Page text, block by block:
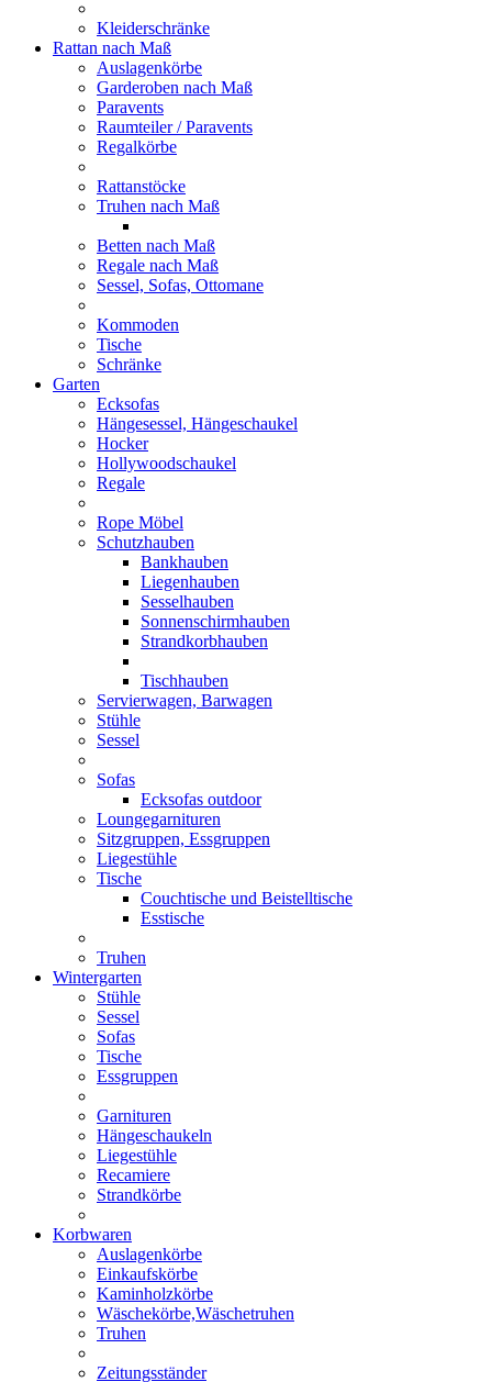
Kleiderschränke
Rattan nach Maß
Auslagenkörbe
Garderoben nach Maß
Paravents
Raumteiler / Paravents
Regalkörbe
Rattanstöcke
Truhen nach Maß
Betten nach Maß
Regale nach Maß
Sessel, Sofas, Ottomane
Kommoden
Tische
Schränke
Garten
Ecksofas
Hängesessel, Hängeschaukel
Hocker
Hollywoodschaukel
Regale
Rope Möbel
Schutzhauben
Bankhauben
Liegenhauben
Sesselhauben
Sonnenschirmhauben
Strandkorbhauben
Tischhauben
Servierwagen, Barwagen
Stühle
Sessel
Sofas
Ecksofas outdoor
Loungegarnituren
Sitzgruppen, Essgruppen
Liegestühle
Tische
Couchtische und Beistelltische
Esstische
Truhen
Wintergarten
Stühle
Sessel
Sofas
Tische
Essgruppen
Garnituren
Hängeschaukeln
Liegestühle
Recamiere
Strandkörbe
Korbwaren
Auslagenkörbe
Einkaufskörbe
Kaminholzkörbe
Wäschekörbe,Wäschetruhen
Truhen
Zeitungsständer